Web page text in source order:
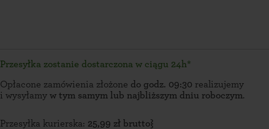
Przesyłka zostanie dostarczona w ciągu 24h*
Opłacone zamówienia złożone do godz. 09:30 realizujemy
i wysyłamy w tym samym lub najbliższym dniu roboczym.
Przesyłka kurierska: 25,99 zł brutto}